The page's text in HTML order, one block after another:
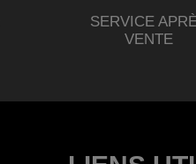
SERVICE
VENTE